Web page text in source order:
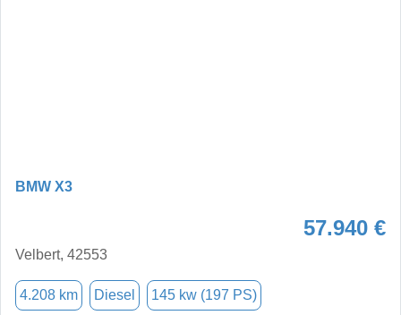
BMW X3
57.940 €
Velbert, 42553
4.208 km Diesel 145 kw (197 PS)